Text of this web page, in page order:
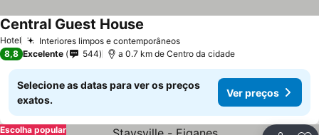
Hotel Interiores limpos e contemporâneos
Central Guest House
8,8 Excelente 544 a 0.7 km de Centro da cidade
Selecione as datas para ver os preços
exatos.
Ver preços
Escolha popular